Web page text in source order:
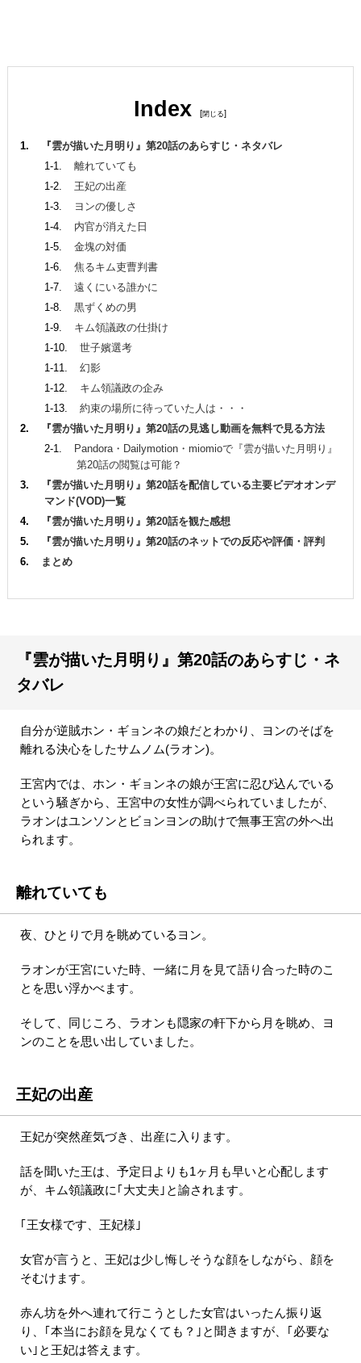
Index [ ]
『雲が描いた月明り』第20話のあらすじ・ネタバレ
離れていても
王妃の出産
ヨンの優しさ
内官が消えた日
金塊の対価
焦るキム吏曹判書
遠くにいる誰かに
黒ずくめの男
キム領議政の仕掛け
世子嬪選考
幻影
キム領議政の企み
約束の場所に待っていた人は・・・
『雲が描いた月明り』第20話の見逃し動画を無料で見る方法
Pandora・Dailymotion・miomioで『雲が描いた月明り』
第20話の閲覧は可能？
『雲が描いた月明り』第20話を配信している主要ビデオオンデ
マンド(VOD)一覧
『雲が描いた月明り』第20話を観た感想
『雲が描いた月明り』第20話のネットでの反応や評価・評判
まとめ
『雲が描いた月明り』第20話のあらすじ・ネ
タバレ
自分が逆賊ホン・ギョンネの娘だとわかり、ヨンのそばを
離れる決心をしたサムノム(ラオン)。
王宮内では、ホン・ギョンネの娘が王宮に忍び込んでいる
という騒ぎから、王宮中の女性が調べられていましたが、
ラオンはユンソンとビョンヨンの助けで無事王宮の外へ出
られます。
離れていても
夜、ひとりで月を眺めているヨン。
ラオンが王宮にいた時、一緒に月を見て語り合った時のこ
とを思い浮かべます。
そして、同じころ、ラオンも隠家の軒下から月を眺め、ヨ
ンのことを思い出していました。
王妃の出産
王妃が突然産気づき、出産に入ります。
話を聞いた王は、予定日よりも1ヶ月も早いと心配します
が、キム領議政に｢大丈夫｣と諭されます。
｢王女様です、王妃様｣
女官が言うと、王妃は少し悔しそうな顔をしながら、顔を
そむけます。
赤ん坊を外へ連れて行こうとした女官はいったん振り返
り、｢本当にお顔を見なくても？｣と聞きますが、｢必要な
い｣と王妃は答えます。